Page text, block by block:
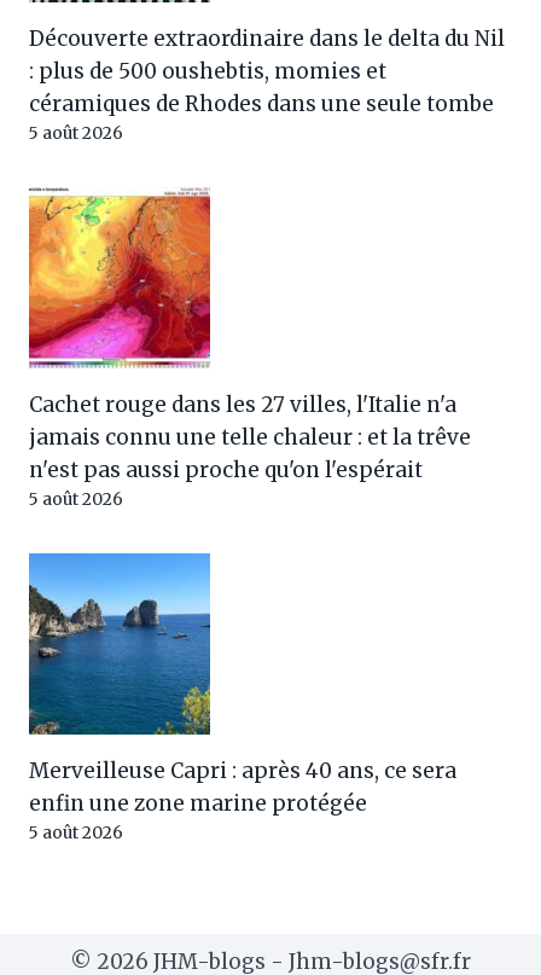
Découverte extraordinaire dans le delta du Nil
: plus de 500 oushebtis, momies et
céramiques de Rhodes dans une seule tombe
5 août 2026
Cachet rouge dans les 27 villes, l'Italie n'a
jamais connu une telle chaleur : et la trêve
n'est pas aussi proche qu'on l'espérait
5 août 2026
Merveilleuse Capri : après 40 ans, ce sera
enfin une zone marine protégée
5 août 2026
© 2026 JHM-blogs - Jhm-blogs@sfr.fr